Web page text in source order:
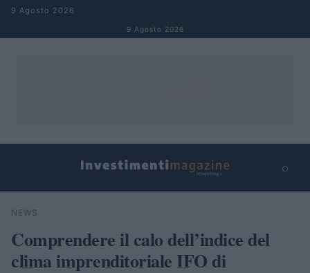
Salta al contenuto
9 Agosto 2026
9 Agosto 2026
⌕
Cerca
NEWS
Comprendere il calo dell’indice del
clima imprenditoriale IFO di